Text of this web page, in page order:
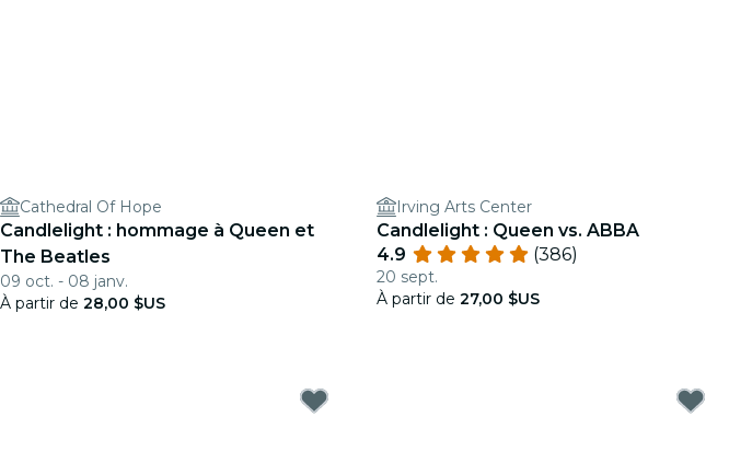
Cathedral Of Hope
Candlelight : hommage à Queen et
The Beatles
09 oct. - 08 janv.
À partir de 28,00 $US
Irving Arts Center
Candlelight : Queen vs. ABBA
4.9
(386)
20 sept.
À partir de 27,00 $US